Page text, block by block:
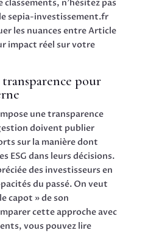
n’hésitez pas
sepia-investissement.fr
les nuances entre Article
impact réel sur votre
pour
une transparence
doivent publier
sur la manière dont
ESG dans leurs décisions.
des investisseurs en
du passé. On veut
capot » de son
cette approche avec
vous pouvez lire